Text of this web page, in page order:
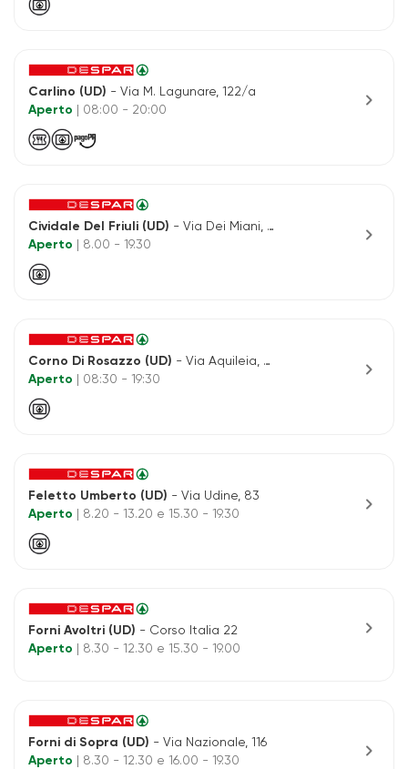
Carlino (UD) - Via M. Lagunare, 122/a
Aperto
| 08:00 - 20:00 chevron_right
Cividale Del Friuli (UD) - Via Dei Miani, 41
Aperto
| 8.00 - 19.30 chevron_right
Corno Di Rosazzo (UD) - Via Aquileia, 66-int.1
Aperto
| 08:30 - 19:30 chevron_right
Feletto Umberto (UD) - Via Udine, 83
Aperto
| 8.20 - 13.20 e 15.30 - 19.30 chevron_right
Forni Avoltri (UD) - Corso Italia 22
Aperto
| 8.30 - 12.30 e 15.30 - 19.00
chevron_right
Forni di Sopra (UD) - Via Nazionale, 116
Aperto
| 8.30 - 12.30 e 16.00 - 19.30 chevron_right